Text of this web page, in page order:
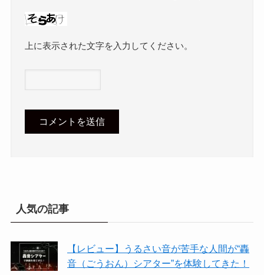
上に表示された文字を入力してください。
人気の記事
【レビュー】うるさい音が苦手な人間が“轟
音（ごうおん）シアター”を体験してきた！